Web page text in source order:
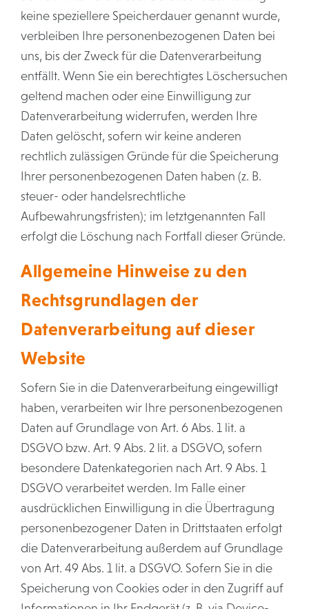
keine speziellere Speicherdauer genannt wurde,
verbleiben Ihre personenbezogenen Daten bei
uns, bis der Zweck für die Datenverarbeitung
entfällt. Wenn Sie ein berechtigtes Löschersuchen
geltend machen oder eine Einwilligung zur
Datenverarbeitung widerrufen, werden Ihre
Daten gelöscht, sofern wir keine anderen
rechtlich zulässigen Gründe für die Speicherung
Ihrer personenbezogenen Daten haben (z. B.
steuer- oder handelsrechtliche
Aufbewahrungsfristen); im letztgenannten Fall
erfolgt die Löschung nach Fortfall dieser Gründe.
Allgemeine Hinweise zu den
Rechtsgrundlagen der
Datenverarbeitung auf dieser
Website
Sofern Sie in die Datenverarbeitung eingewilligt
haben, verarbeiten wir Ihre personenbezogenen
Daten auf Grundlage von Art. 6 Abs. 1 lit. a
DSGVO bzw. Art. 9 Abs. 2 lit. a DSGVO, sofern
besondere Datenkategorien nach Art. 9 Abs. 1
DSGVO verarbeitet werden. Im Falle einer
ausdrücklichen Einwilligung in die Übertragung
personenbezogener Daten in Drittstaaten erfolgt
die Datenverarbeitung außerdem auf Grundlage
von Art. 49 Abs. 1 lit. a DSGVO. Sofern Sie in die
Speicherung von Cookies oder in den Zugriff auf